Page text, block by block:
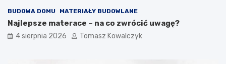
BUDOWA DOMU MATERIAŁY BUDOWLANE
Najlepsze materace – na co zwrócić uwagę?
4 sierpnia 2026 Tomasz Kowalczyk